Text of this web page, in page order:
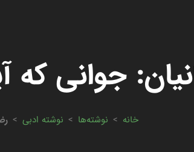
جوانی
خانه > نوشته‌ها > نوشته ادبی >